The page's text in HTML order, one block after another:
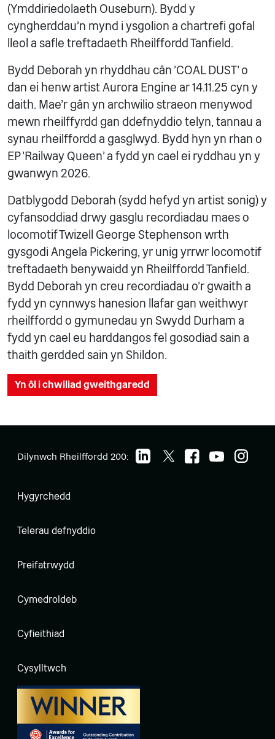
(Ymddiriedolaeth Ouseburn). Bydd y
cyngherddau'n mynd i ysgolion a chartrefi gofal
lleol a safle treftadaeth Rheilffordd Tanfield.
Bydd Deborah yn rhyddhau cân 'COAL DUST' o
dan ei henw artist Aurora Engine ar 14.11.25 cyn y
daith. Mae'r gân yn archwilio straeon menywod
mewn rheilffyrdd gan ddefnyddio telyn, tannau a
synau rheilffordd a gasglwyd. Bydd hyn yn rhan o
EP 'Railway Queen' a fydd yn cael ei ryddhau yn y
gwanwyn 2026.
Datblygodd Deborah (sydd hefyd yn artist sonig) y
cyfansoddiad drwy gasglu recordiadau maes o
locomotif Twizell George Stephenson wrth
gysgodi Angela Pickering, yr unig yrrwr locomotif
treftadaeth benywaidd yn Rheilffordd Tanfield.
Bydd Deborah yn creu recordiadau o'r gwaith a
fydd yn cynnwys hanesion llafar gan weithwyr
rheilffordd o gymunedau yn Swydd Durham a
fydd yn cael eu harddangos fel gosodiad sain a
thaith gerdded sain yn Shildon.
Yn ôl i chwiliad gweithgaredd
Dilynwch Rheilffordd 200:
Hygyrchedd
Telerau defnyddio
Preifatrwydd
Cymedroldeb
Cyfieithiad
Cysylltwch